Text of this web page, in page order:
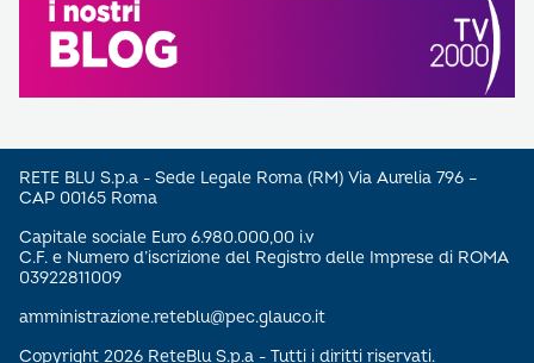
RETE BLU S.p.a - Sede Legale Roma (RM) Via Aurelia 796 –
CAP 00165 Roma
Capitale sociale Euro 6.980.000,00 i.v
C.F. e Numero d’iscrizione del Registro delle Imprese di ROMA
03922811009
amministrazione.reteblu@pec.glauco.it
Copyright 2026 ReteBlu S.p.a - Tutti i diritti riservati.